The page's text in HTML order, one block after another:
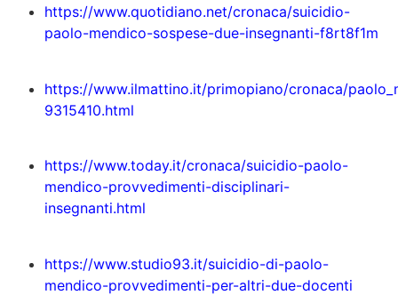
https://www.quotidiano.net/cronaca/suicidio-
paolo-mendico-sospese-due-insegnanti-f8rt8f1m
https://www.ilmattino.it/primopiano/cronaca/
9315410.html
https://www.today.it/cronaca/suicidio-paolo-
mendico-provvedimenti-disciplinari-
insegnanti.html
https://www.studio93.it/suicidio-di-paolo-
mendico-provvedimenti-per-altri-due-docenti